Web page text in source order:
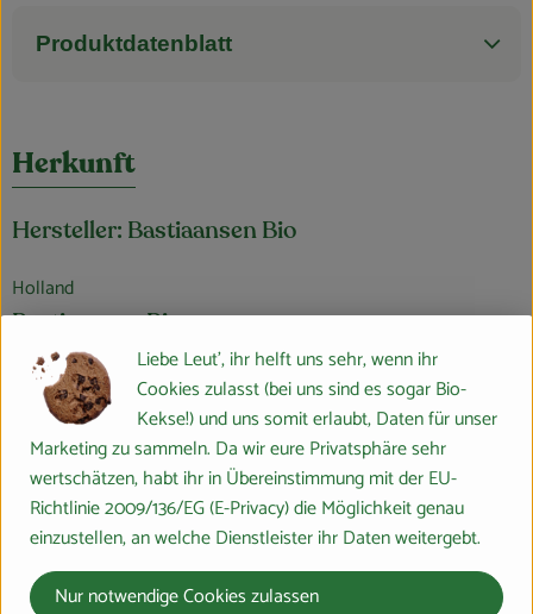
Produktdatenblatt
Herkunft
Hersteller: Bastiaansen Bio
Holland
Bastiaansen Bio
Bastiaansen ist einer der Bio-Pioniere Hollands mit fast 30-
Liebe Leut', ihr helft uns sehr, wenn ihr
Cookies zulasst (bei uns sind es sogar Bio-
Kekse!) und uns somit erlaubt, Daten für unser
Marketing zu sammeln. Da wir eure Privatsphäre sehr
wertschätzen, habt ihr in Übereinstimmung mit der EU-
Richtlinie 2009/136/EG (E-Privacy) die Möglichkeit genau
einzustellen, an welche Dienstleister ihr Daten weitergebt.
Nur notwendige Cookies zulassen